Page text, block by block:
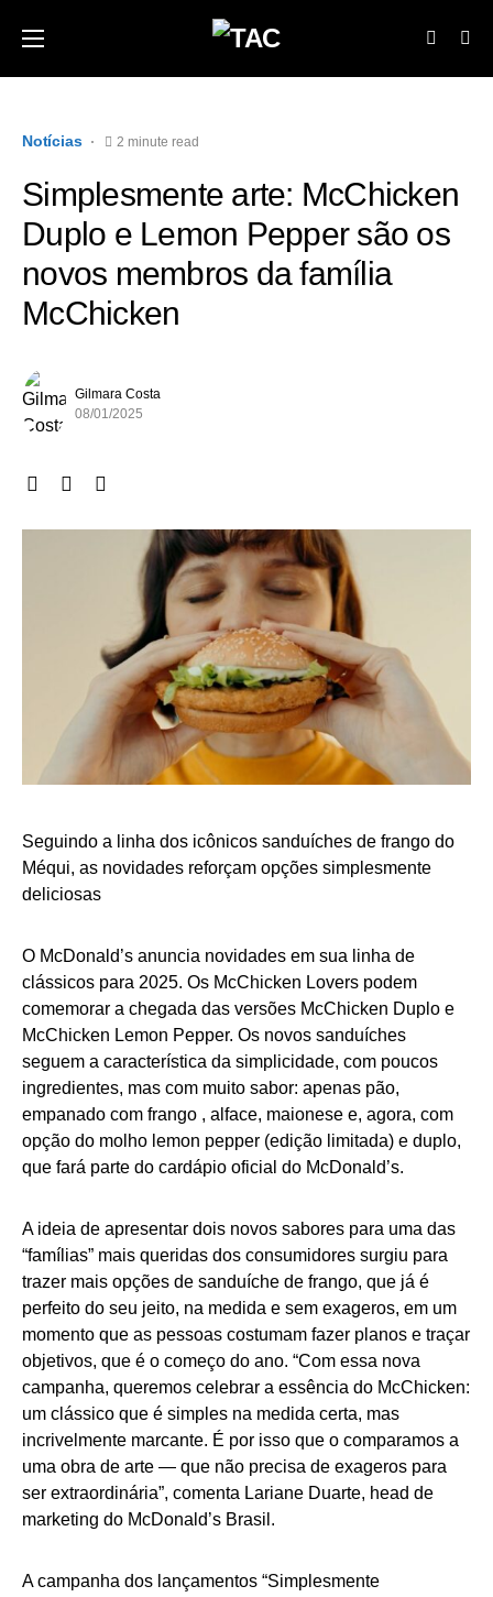
Notícias 2 minute read
Simplesmente arte: McChicken
Duplo e Lemon Pepper são os
novos membros da família
McChicken
Gilmara Costa
08/01/2025
Seguindo a linha dos icônicos sanduíches de frango do
Méqui, as novidades reforçam opções simplesmente
deliciosas
O McDonald’s anuncia novidades em sua linha de
clássicos para 2025. Os McChicken Lovers podem
comemorar a chegada das versões McChicken Duplo e
McChicken Lemon Pepper. Os novos sanduíches
seguem a característica da simplicidade, com poucos
ingredientes, mas com muito sabor: apenas pão,
empanado com frango , alface, maionese e, agora, com
opção do molho lemon pepper (edição limitada) e duplo,
que fará parte do cardápio oficial do McDonald’s.
A ideia de apresentar dois novos sabores para uma das
“famílias” mais queridas dos consumidores surgiu para
trazer mais opções de sanduíche de frango, que já é
perfeito do seu jeito, na medida e sem exageros, em um
momento que as pessoas costumam fazer planos e traçar
objetivos, que é o começo do ano. “Com essa nova
campanha, queremos celebrar a essência do McChicken:
um clássico que é simples na medida certa, mas
incrivelmente marcante. É por isso que o comparamos a
uma obra de arte — que não precisa de exageros para
ser extraordinária”, comenta Lariane Duarte, head de
marketing do McDonald’s Brasil.
A campanha dos lançamentos “Simplesmente